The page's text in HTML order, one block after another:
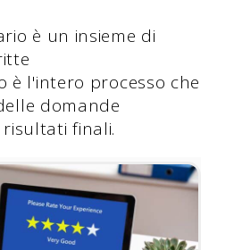
è un insieme di
è l'intero processo che
domande
finali.